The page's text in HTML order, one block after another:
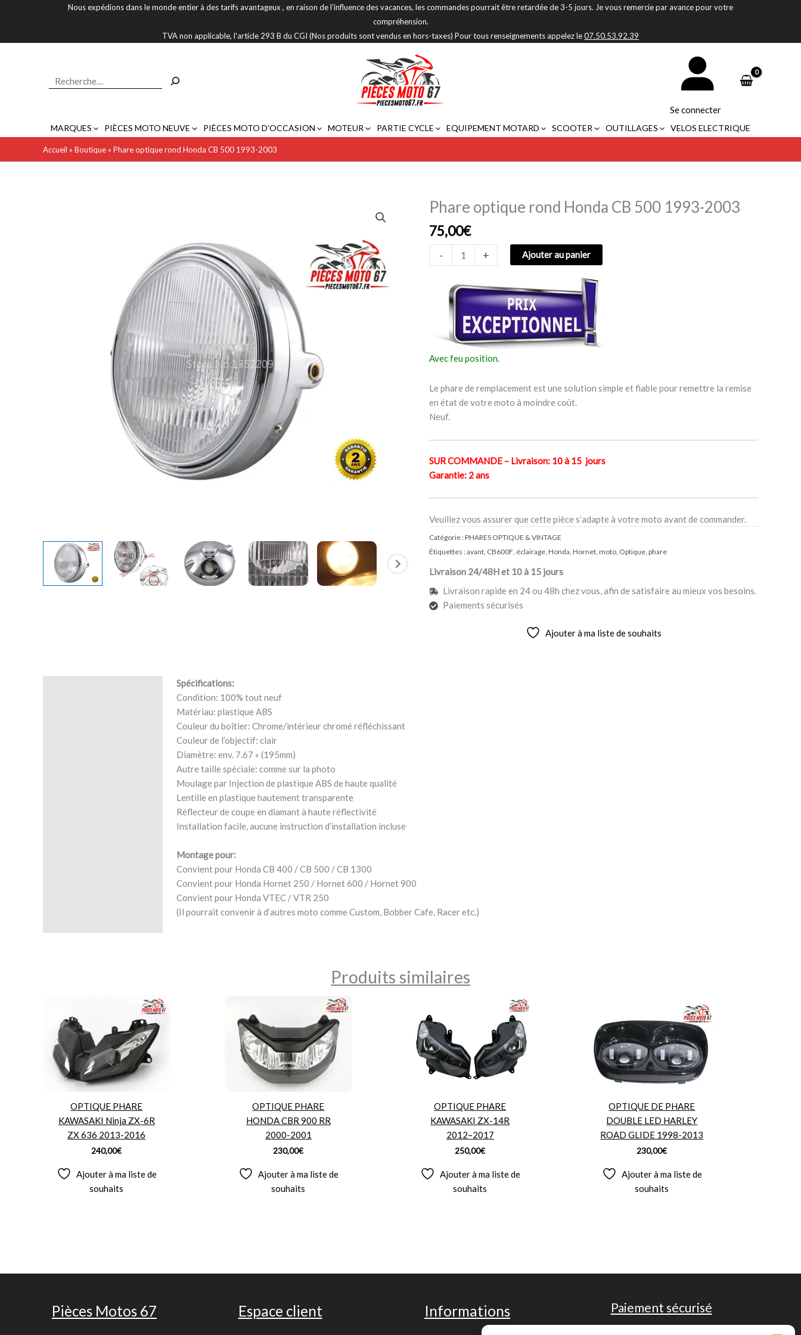
Nous expédions dans le monde entier à des tarifs avantageux , en raison de l’influence des vacances, les commandes pourrait être retardée de 3-5 jours. Je vous remercie par avance pour votre
compréhension.
TVA non applicable, l'article 293 B du CGI (Nos produits sont vendus en hors-taxes) Pour tous renseignements appelez le07.50.53.92.39
Se connecter
MARQUES PIÈCES MOTO NEUVE PIÈCES MOTO D’OCCASION MOTEUR PARTIE CYCLE EQUIPEMENT MOTARD SCOOTER OUTILLAGES VELOS ELECTRIQUE
Accueil » Boutique » Phare optique rond Honda CB 500 1993-2003
Phare optique rond Honda CB 500 1993-2003
75,00€
-
quantité
Phare
optique
1993-
2003
+ Ajouter au panier
Avec feu position.
Le phare de remplacement est une solution simple et fiable pour remettre la remise
en état de votre moto à moindre coût.
Neuf.
SUR COMMANDE – Livraison: 10 à 15 jours
Garantie: 2 ans
Veuillez vous assurer que cette pièce s’adapte à votre moto avant de commander.
Catégorie :PHARES OPTIQUE & VINTAGE
Étiquettes :avant CB600F éclairage Honda Hornet moto Optique phare
Livraison 24/48H et 10 à 15 jours
Livraison rapide en 24 ou 48h chez vous, afin de satisfaire au mieux vos besoins.
Paiements sécurisés
Ajouter à ma liste de souhaits
Spécifications:
Condition: 100% tout neuf
Matériau: plastique ABS
Couleur du boîtier: Chrome/intérieur chromé réfléchissant
Couleur de l’objectif: clair
Diamètre: env. 7.67 « (195mm)
Autre taille spéciale: comme sur la photo
Moulage par Injection de plastique ABS de haute qualité
Lentille en plastique hautement transparente
Réflecteur de coupe en diamant à haute réflectivité
Installation facile, aucune instruction d’installation incluse
Montage pour:
Convient pour Honda CB 400 / CB 500 / CB 1300
Convient pour Honda Hornet 250 / Hornet 600 / Hornet 900
Convient pour Honda VTEC / VTR 250
(Il pourrait convenir à d’autres moto comme Custom, Bobber Cafe, Racer etc.)
Produits similaires
OPTIQUE PHARE
KAWASAKI Ninja ZX-6R
ZX 636 2013-2016
240,00€
Ajouter à ma liste de
souhaits
OPTIQUE PHARE
HONDA CBR 900 RR
2000-2001
230,00€
Ajouter à ma liste de
souhaits
OPTIQUE PHARE
KAWASAKI ZX-14R
2012–2017
250,00€
Ajouter à ma liste de
souhaits
OPTIQUE DE PHARE
DOUBLE LED HARLEY
ROAD GLIDE 1998-2013
230,00€
Ajouter à ma liste de
souhaits
Pièces Motos 67 Espace client Informations Paiement sécurisé